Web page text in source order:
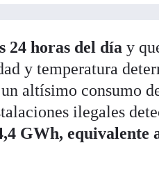
24 horas del día y
y temperatura
altísimo consumo
ilegales
GWh, equivalente